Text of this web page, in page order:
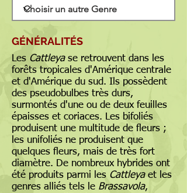
GÉNÉRALITÉS
Les Cattleyase retrouvent dans les
forêts tropicales d'Amérique centrale
et d'Amérique du sud. Ils possèdent
des pseudobulbes très durs,
surmontés d'une ou de deux feuilles
épaisses et coriaces. Les bifoliés
produisent une multitude de fleurs ;
les unifoliés ne produisent que
quelques fleurs, mais de très fort
diamètre. De nombreux hybrides ont
été produits parmi les Cattleyaet les
genres alliés tels le Brassavola,